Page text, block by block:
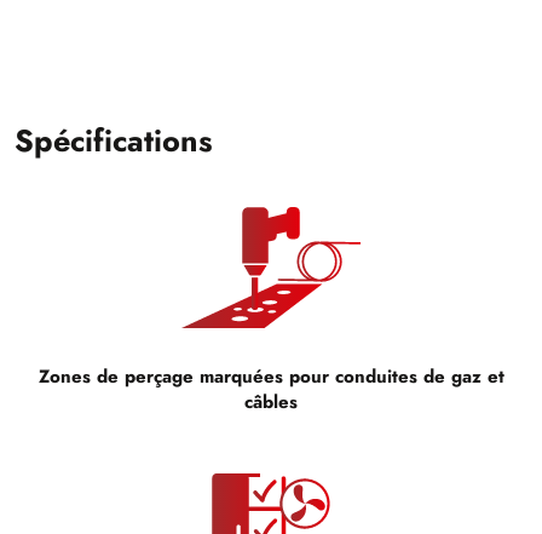
Spécifications
Zones de perçage marquées pour conduites de gaz et
câbles